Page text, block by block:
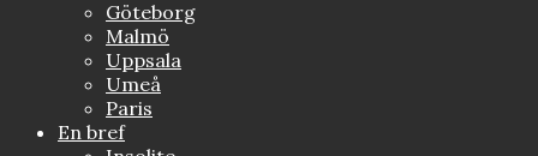
Göteborg
Malmö
Uppsala
Umeå
Paris
En bref